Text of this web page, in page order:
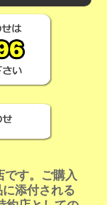
です。ご購入
添付される